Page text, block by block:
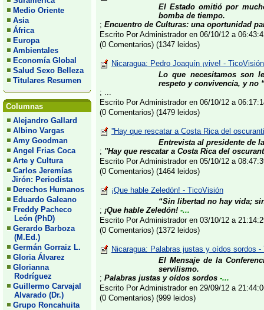
Medio Oriente
Asia
África
Europa
Ambientales
Economía Global
Salud Sexo Belleza
Titulares Resumen
Columnas
Alejandro Gallard
Albino Vargas
Amy Goodman
Angel Frias Coca
Arte y Cultura
Carlos Jeremías
Jirón: Periodista
Derechos Humanos
Eduardo Galeano
Freddy Pacheco
León (PhD)
Gerardo Barboza
(M.Ed.)
Germán Gorraiz L.
Gloria Álvarez
Glorianna
Rodríguez
Guillermo Carvajal
Alvarado (Dr.)
Grupo Roncahuita
El Estado omitió por
bomba de tiempo.
; Encuentro de Culturas: una oportunidad
Escrito Por Administrador en 06/10/12 a
(0 Comentarios) (1347 leidos)
Nicaragua: Pedro Joaquín ¡vive! - TicoVisión
Lo que necesitamos son
respeto y convivencia, y no
; ...
Escrito Por Administrador en 06/10/12 a
(0 Comentarios) (1479 leidos)
''Hay que rescatar a Costa Rica del
Entrevista al presidente de
; ''Hay que rescatar a Costa Rica del
Escrito Por Administrador en 05/10/12 a
(0 Comentarios) (1464 leidos)
¡Que hable Zeledón! - TicoVisión
“Sin libertad no hay vida;
; ¡Que hable Zeledón! -...
Escrito Por Administrador en 03/10/12 a
(0 Comentarios) (1372 leidos)
Nicaragua: Palabras justas y oídos sordos
El Mensaje de la
servilismo.
; Palabras justas y oídos sordos -...
Escrito Por Administrador en 29/09/12 a
(0 Comentarios) (999 leidos)